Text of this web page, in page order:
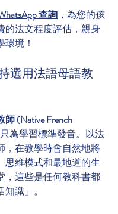
查詢 ，為您的孩
的法文程度評估，親身
境！
選用法語母語教
(Native French
只為學習標準發音。以法
，在教學時會自然地將
思維模式和最地道的生
，這些是任何教科書都
識」。